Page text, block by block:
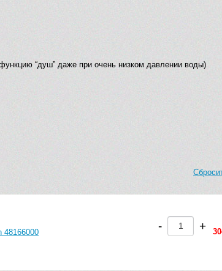
“душ” даже при очень низком давлении воды)
48166000 - +